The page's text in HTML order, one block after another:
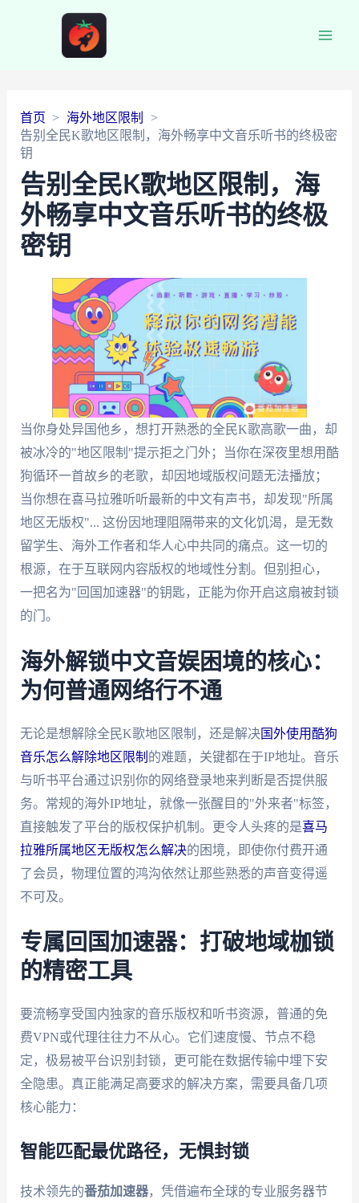
首页
海外地区限制
告别全民K歌地区限制，海外畅享中文音乐听书的终极密
钥
告别全民K歌地区限制，海
外畅享中文音乐听书的终极
密钥
当你身处异国他乡，想打开熟悉的全民K歌高歌一曲，却
被冰冷的"地区限制"提示拒之门外；当你在深夜里想用酷
狗循环一首故乡的老歌，却因地域版权问题无法播放；
当你想在喜马拉雅听听最新的中文有声书，却发现"所属
地区无版权"... 这份因地理阻隔带来的文化饥渴，是无数
留学生、海外工作者和华人心中共同的痛点。这一切的
根源，在于互联网内容版权的地域性分割。但别担心，
一把名为"回国加速器"的钥匙，正能为你开启这扇被封锁
的门。
海外解锁中文音娱困境的核心：
为何普通网络行不通
无论是想解除全民K歌地区限制，还是解决国外使用酷狗
音乐怎么解除地区限制 的难题，关键都在于IP地址。音乐
与听书平台通过识别你的网络登录地来判断是否提供服
务。常规的海外IP地址，就像一张醒目的"外来者"标签，
直接触发了平台的版权保护机制。更令人头疼的是喜马
拉雅所属地区无版权怎么解决的困境，即使你付费开通
了会员，物理位置的鸿沟依然让那些熟悉的声音变得遥
不可及。
专属回国加速器：打破地域枷锁
的精密工具
要流畅享受国内独家的音乐版权和听书资源，普通的免
费VPN或代理往往力不从心。它们速度慢、节点不稳
定，极易被平台识别封锁，更可能在数据传输中埋下安
全隐患。真正能满足高要求的解决方案，需要具备几项
核心能力：
智能匹配最优路径，无惧封锁
技术领先的番茄加速器，凭借遍布全球的专业服务器节